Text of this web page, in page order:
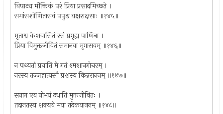
विपाट्य मौक्तिकं परं प्रिया प्रसादमिच्छते ।
समांसशोणितासवं पपुश्च यक्षराक्षसाः ॥१४५॥
मृताश्च केशवासितं रसं प्रगृह्य पाणिना ।
प्रिया विमुक्तजीवितं समानया मृगासवम् ॥१४६॥
न पथ्यतां प्रयाति मे गतं श्मशानगोचरम् ।
नरस्य तज्जहात्यसौ प्रशस्य किन्नराननम् ॥१४७॥
सनाग एव नोभयं दधाति मुक्तजीवितः ।
तदानतस्य शक्यवे मया तदेकयाननम् ॥१४८॥